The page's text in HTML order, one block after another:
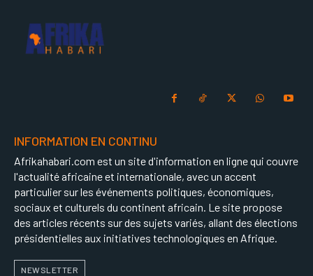
INFORMATION EN CONTINU
Afrikahabari.com est un site d'information en ligne qui couvre
l'actualité africaine et internationale, avec un accent
particulier sur les événements politiques, économiques,
sociaux et culturels du continent africain. Le site propose
des articles récents sur des sujets variés, allant des élections
présidentielles aux initiatives technologiques en Afrique.
NEWSLETTER